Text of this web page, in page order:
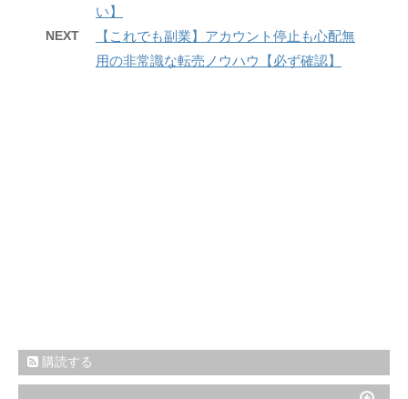
い】
NEXT
【これでも副業】アカウント停止も心配無
用の非常識な転売ノウハウ【必ず確認】
購読する